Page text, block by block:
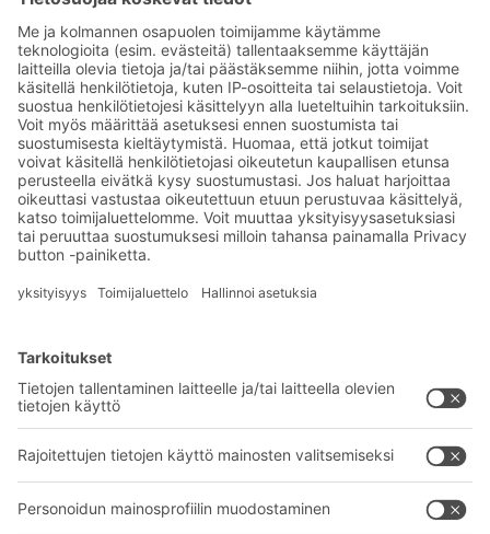
Tilaa BITO-uutiskirjeemme:
Uutisia ja faktoja
varastologistiikan
maailmasta
Eksklusiiviset alennukset
Tuoteinnovaatiot
BITO-ratkaisut
Laatikot ja säiliöt
Kuljetusjärjestelmät
Neuvonta & Palvelu
BITO PROJEKTIOPAS